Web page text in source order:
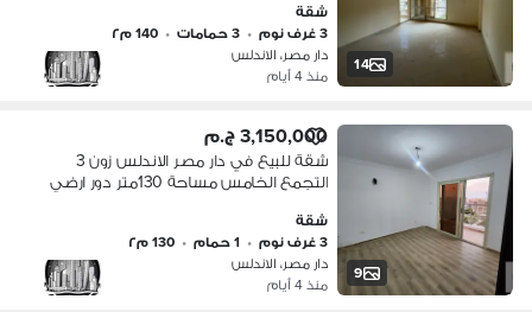
14
3.5 مليون
شقة
3 غرف نوم
• 3 حمامات • 140 م٢
دار مصر، الاندلس
منذ 4 أيام
9
3,150,000 ج.م
شقة للبيع في دار مصر الاندلس زون 3
التجمع الخامس مساحة 130متر دور ارضي
لوكس 3,150 مليون
شقة
3 غرف نوم
• 1 حمام • 130 م٢
دار مصر، الاندلس
منذ 4 أيام